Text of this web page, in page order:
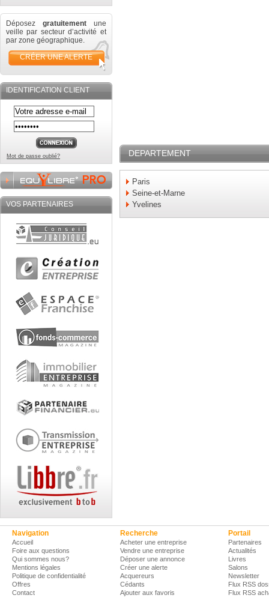
Déposez gratuitement une
veille par secteur d’activité et
par zone géographique.
CRÉER UNE ALERTE
IDENTIFICATION CLIENT
Mot de passe oublié?
VOS PARTENAIRES
DEPARTEMENT
Paris
Seine-et-Marne
Yvelines
Navigation
Accueil
Foire aux questions
Qui sommes nous?
Mentions légales
Politique de confidentialité
Offres
Contact
Recherche
Acheter une entreprise
Vendre une entreprise
Déposer une annonce
Créer une alerte
Acquereurs
Cédants
Ajouter aux favoris
Portail
Partenaires
Actualités
Livres
Salons
Newsletter
Flux RSS
Flux RSS